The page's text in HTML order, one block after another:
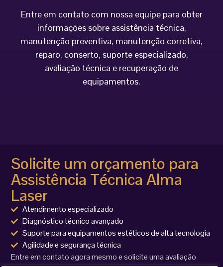
Entre em contato com nossa equipe para obter
informações sobre assistência técnica,
manutenção preventiva, manutenção corretiva,
reparo, conserto, suporte especializado,
avaliação técnica e recuperação de
equipamentos.
Solicite um orçamento para
Assistência Técnica Alma
Laser
Atendimento especializado
Diagnóstico técnico avançado
Suporte para equipamentos estéticos de alta tecnologia
Agilidade e segurança técnica
Entre em contato agora mesmo e solicite uma avaliação